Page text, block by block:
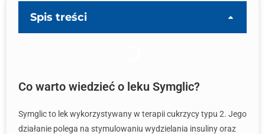
Spis treści
Co warto wiedzieć o leku Symglic?
Symglic to lek wykorzystywany w terapii cukrzycy typu 2. Jego
działanie polega na stymulowaniu wydzielania insuliny oraz